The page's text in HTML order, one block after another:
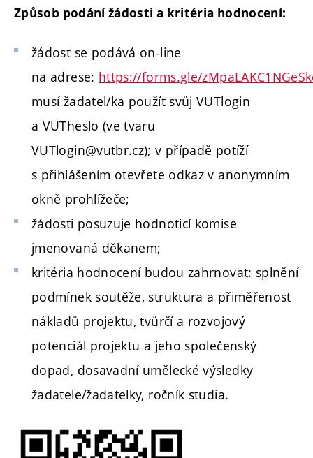
Způsob podání žádosti a kritéria hodnocení:
žádost se podává on-line
na adrese: https://forms.gle/
musí žadatel/ka použít svůj VUTlogin
a VUTheslo (ve tvaru
VUTlogin@vutbr.cz); v případě potíží
s přihlášením otevřete odkaz v anonymním
okně prohlížeče;
žádosti posuzuje hodnoticí komise
jmenovaná děkanem;
kritéria hodnocení budou zahrnovat: splnění
podmínek soutěže, struktura a přiměřenost
nákladů projektu, tvůrčí a rozvojový
potenciál projektu a jeho společenský
dopad, dosavadní umělecké výsledky
žadatele/žadatelky, ročník studia.